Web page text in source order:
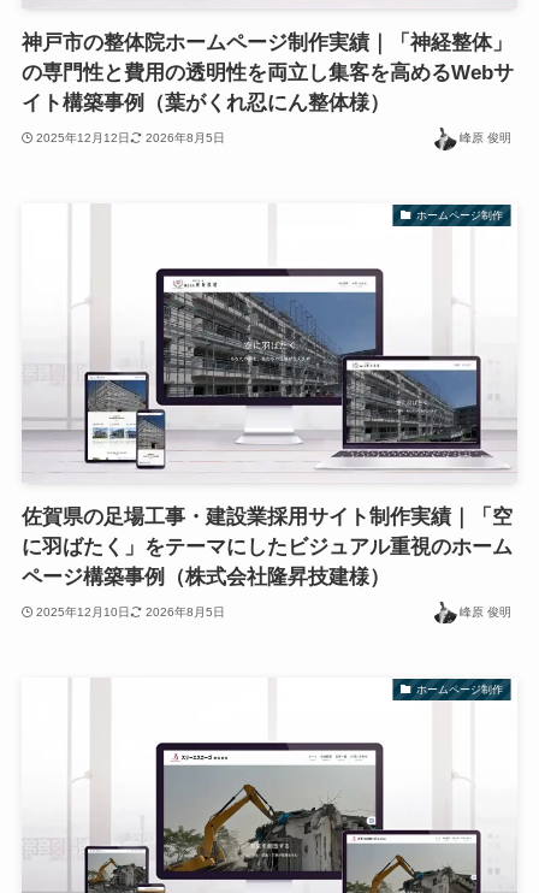
神戸市の整体院ホームページ制作実績｜「神経整体」
の専門性と費用の透明性を両立し集客を高めるWebサ
イト構築事例（葉がくれ忍にん整体様）
2025年12月12日 2026年8月5日 峰原 俊明
ホームページ制作
佐賀県の足場工事・建設業採用サイト制作実績｜「空
に羽ばたく」をテーマにしたビジュアル重視のホーム
ページ構築事例（株式会社隆昇技建様）
2025年12月10日 2026年8月5日 峰原 俊明
ホームページ制作